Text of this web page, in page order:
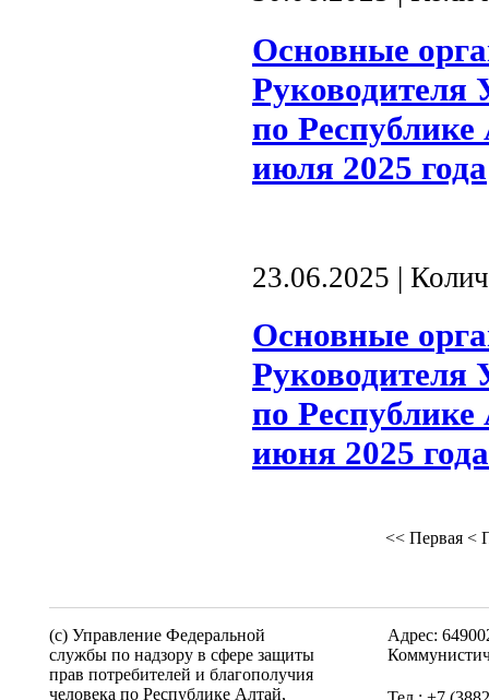
Основные
Руководителя
по
июля 2025 года
23.06.2025 |
Основные
Руководителя
по Республике
июня 2025 года
<< Первая <
(c) Управление Федеральной
службы по надзору в сфере защиты
прав потребителей и благополучия
человека по Республике Алтай,
Адрес: